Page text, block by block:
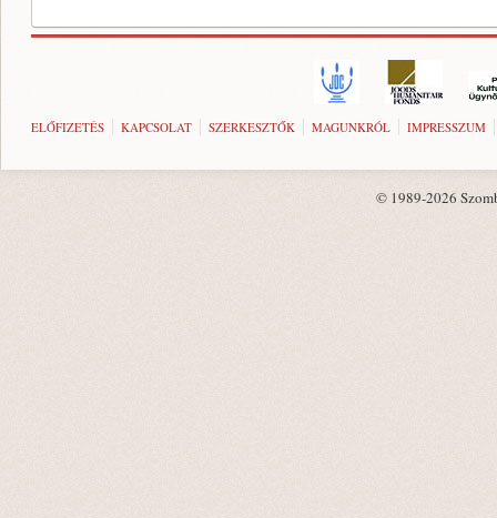
ELŐFIZETÉS KAPCSOLAT SZERKESZTŐK MAGUNKRÓL IMPRESSZUM
© 1989-2026